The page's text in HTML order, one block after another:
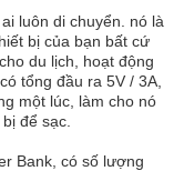
luôn di chuyển. nó là
bị của bạn bất cứ
du lịch, hoạt động
tổng đầu ra 5V / 3A,
một lúc, làm cho nó
để sạc.
Bank, có số lượng